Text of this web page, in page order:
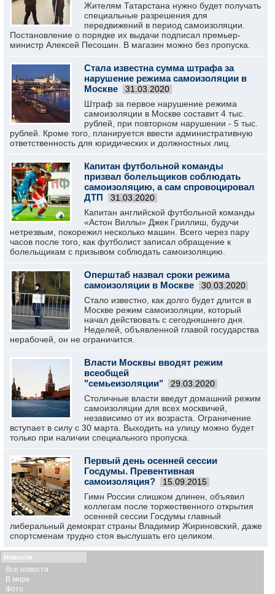
Жителям Татарстана нужно будет получать
специальные разрешения для
передвижений в период самоизоляции.
Постановление о порядке их выдачи подписал премьер-
министр Алексей Песошин. В магазин можно без пропуска.
Стала известна сумма штрафа за
нарушение режима самоизоляции в
Москве
31.03.2020
Штраф за первое нарушение режима
самоизоляции в Москве составит 4 тыс.
рублей, при повторном нарушении - 5 тыс.
рублей. Кроме того, планируется ввести административную
ответственность для юридических и должностных лиц.
Капитан футбольной команды
призвал болельщиков соблюдать
самоизоляцию, а сам спровоцировал
ДТП
31.03.2020
Капитан английской футбольной команды
«Астон Виллы» Джек Гриллиш, будучи
нетрезвым, покорежил несколько машин. Всего через пару
часов после того, как футболист записал обращение к
болельщикам с призывом соблюдать самоизоляцию.
Оперштаб назвал сроки режима
самоизоляции в Москве
30.03.2020
Стало известно, как долго будет длится в
Москве режим самоизоляции, который
начал действовать с сегодняшнего дня.
Неделей, объявленной главой государства
нерабочей, он не ограничится.
Власти Москвы вводят режим
всеобщей
"семьеизоляции"
29.03.2020
Столичные власти введут домашний режим
самоизоляции для всех москвичей,
независимо от их возраста. Ограничение
вступает в силу с 30 марта. Выходить на улицу можно будет
только при наличии специального пропуска.
Первый день осенней сессии
Госдумы. Превентивная
самоизоляция?
15.09.2015
Гимн России слишком длинен, объявил
коллегам после торжественного открытия
осенней сессии Госдумы главный
либеральный демократ страны Владимир Жириновский, даже
спортсменам трудно стоя выслушать его целиком.
Новости
Все новости
В мире
Фото